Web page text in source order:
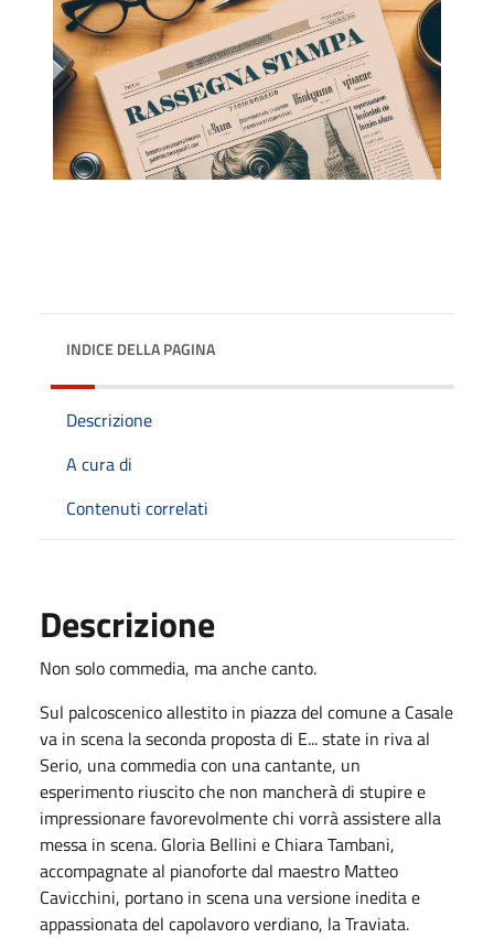
INDICE DELLA PAGINA
Descrizione
A cura di
Contenuti correlati
Descrizione
Non solo commedia, ma anche canto.
Sul palcoscenico allestito in piazza del comune a Casale
va in scena la seconda proposta di E... state in riva al
Serio, una commedia con una cantante, un
esperimento riuscito che non mancherà di stupire e
impressionare favorevolmente chi vorrà assistere alla
messa in scena. Gloria Bellini e Chiara Tambani,
accompagnate al pianoforte dal maestro Matteo
Cavicchini, portano in scena una versione inedita e
appassionata del capolavoro verdiano, la Traviata.